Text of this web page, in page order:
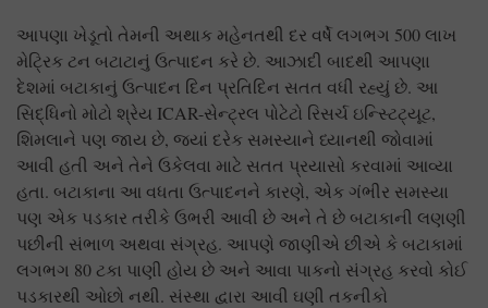
આપણા ખેડૂતો તેમની અથાક મહેનતથી દર વર્ષે લગભગ 500 લાખ
મેટ્રિક ટન બટાટાનું ઉત્પાદન કરે છે. આઝાદી બાદથી આપણા
દેશમાં બટાકાનું ઉત્પાદન દિન પ્રતિદિન સતત વધી રહ્યું છે. આ
સિદ્ધિનો મોટો શ્રેય ICAR-સેન્ટ્રલ પોટેટો રિસર્ચ ઇન્સ્ટિટ્યૂટ,
શિમલાને પણ જાય છે, જ્યાં દરેક સમસ્યાને ધ્યાનથી જોવામાં
આવી હતી અને તેને ઉકેલવા માટે સતત પ્રયાસો કરવામાં આવ્યા
હતા. બટાકાના આ વધતા ઉત્પાદનને કારણે, એક ગંભીર સમસ્યા
પણ એક પડકાર તરીકે ઉભરી આવી છે અને તે છે બટાકાની લણણી
પછીની સંભાળ અથવા સંગ્રહ. આપણે જાણીએ છીએ કે બટાકામાં
લગભગ 80 ટકા પાણી હોય છે અને આવા પાકનો સંગ્રહ કરવો કોઈ
પડકારથી ઓછો નથી. સંસ્થા દ્વારા આવી ઘણી તકનીકો